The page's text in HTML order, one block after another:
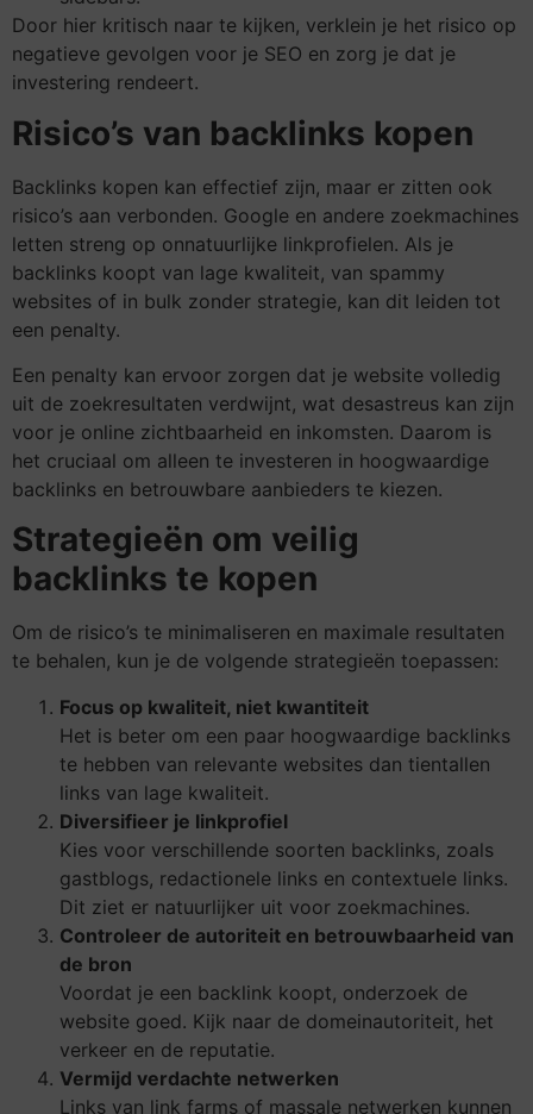
Door hier kritisch naar te kijken, verklein je het risico op
negatieve gevolgen voor je SEO en zorg je dat je
investering rendeert.
Risico’s van backlinks kopen
Backlinks kopen kan effectief zijn, maar er zitten ook
risico’s aan verbonden. Google en andere zoekmachines
letten streng op onnatuurlijke linkprofielen. Als je
backlinks koopt van lage kwaliteit, van spammy
websites of in bulk zonder strategie, kan dit leiden tot
een penalty.
Een penalty kan ervoor zorgen dat je website volledig
uit de zoekresultaten verdwijnt, wat desastreus kan zijn
voor je online zichtbaarheid en inkomsten. Daarom is
het cruciaal om alleen te investeren in hoogwaardige
backlinks en betrouwbare aanbieders te kiezen.
Strategieën om veilig
backlinks te kopen
Om de risico’s te minimaliseren en maximale resultaten
te behalen, kun je de volgende strategieën toepassen:
Focus op kwaliteit, niet kwantiteit
Het is beter om een paar hoogwaardige backlinks
te hebben van relevante websites dan tientallen
links van lage kwaliteit.
Diversifieer je linkprofiel
Kies voor verschillende soorten backlinks, zoals
gastblogs, redactionele links en contextuele links.
Dit ziet er natuurlijker uit voor zoekmachines.
Controleer de autoriteit en betrouwbaarheid van
de bron
Voordat je een backlink koopt, onderzoek de
website goed. Kijk naar de domeinautoriteit, het
verkeer en de reputatie.
Vermijd verdachte netwerken
Links van link farms of massale netwerken kunnen